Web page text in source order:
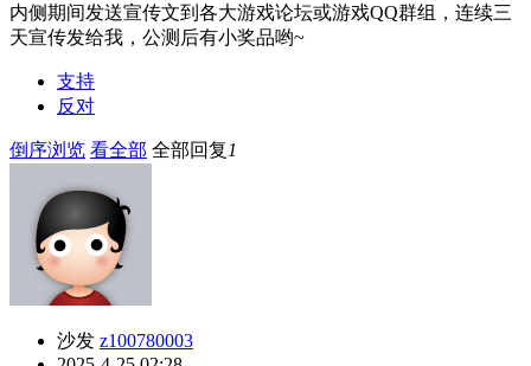
内侧期间发送宣传文到各大游戏论坛或游戏QQ群组，连续三
天宣传发给我，公测后有小奖品哟~
支持
反对
倒序浏览 看全部 全部回复 1
沙发 z100780003